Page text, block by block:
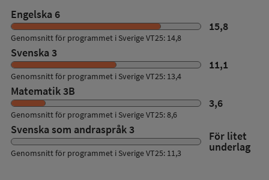
prov
Engelska 6
15,8
Genomsnitt för programmet i Sverige VT25: 14,8
Svenska 3
11,1
Genomsnitt för programmet i Sverige VT25: 13,4
Matematik 3B
3,6
Genomsnitt för programmet i Sverige VT25: 8,6
Svenska som andraspråk 3 För litet
underlag
Genomsnitt för programmet i Sverige VT25: 11,3